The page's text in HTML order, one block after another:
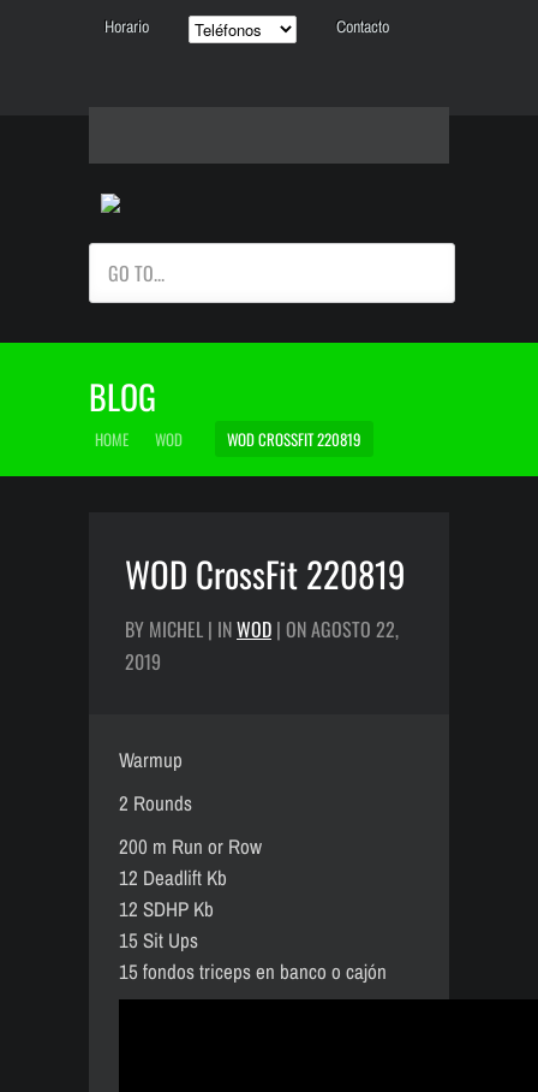
Horario Contacto
GO TO...
BLOG
HOME WOD WOD CROSSFIT 220819
WOD CrossFit 220819
BY MICHEL | INWOD | ON AGOSTO 22,
2019
Warmup
2 Rounds
200 m Run or Row
12 Deadlift Kb
12 SDHP Kb
15 Sit Ups
15 fondos triceps en banco o cajón